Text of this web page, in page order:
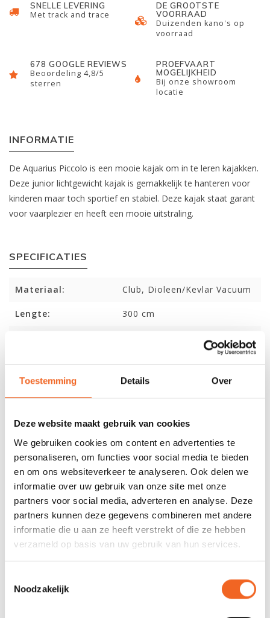
Toestemming Details Over
Deze website maakt gebruik van cookies
We gebruiken cookies om content en advertenties te
personaliseren, om functies voor social media te bieden
en om ons websiteverkeer te analyseren. Ook delen we
informatie over uw gebruik van onze site met onze
partners voor social media, adverteren en analyse. Deze
partners kunnen deze gegevens combineren met andere
informatie die u aan ze heeft verstrekt of die ze hebben
verzameld op basis van uw gebruik van hun services.
Noodzakelijk
SNELLE LEVERING
Met track and trace
DE GROOTSTE
VOORRAAD
Duizenden kano's op
voorraad
678 GOOGLE REVIEWS
Beoordeling 4,8/5
sterren
PROEFVAART
MOGELIJKHEID
Bij onze showroom
locatie
INFORMATIE
De Aquarius Piccolo is een mooie kajak om in te leren kajakken.
Deze junior lichtgewicht kajak is gemakkelijk te hanteren voor
kinderen maar toch sportief en stabiel. Deze kajak staat garant
voor vaarplezier en heeft een mooie uitstraling.
SPECIFICATIES
Materiaal: Club, Dioleen/Kevlar Vacuum
Lengte: 300 cm
Kuiplengte: 65 cm
Gewicht: 9 kg
REVIEWS
Nog niet gewaardeerd
0 sterren op basis van 0 beoordelingen
JE BEOORDELING TOEVOEGEN
GERELATEERDE PRODUCTEN